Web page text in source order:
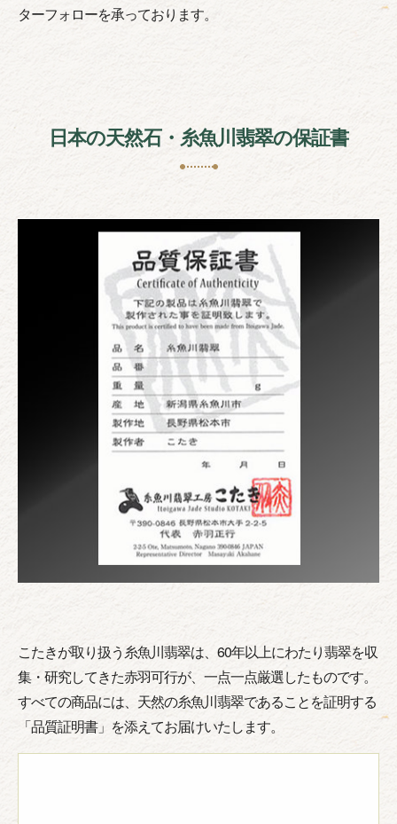
ターフォローを承っております。
日本の天然石・糸魚川翡翠の保証書
こたきが取り扱う糸魚川翡翠は、60年以上にわたり翡翠を収
集・研究してきた赤羽可行が、一点一点厳選したものです。
すべての商品には、天然の糸魚川翡翠であることを証明する
「品質証明書」を添えてお届けいたします。